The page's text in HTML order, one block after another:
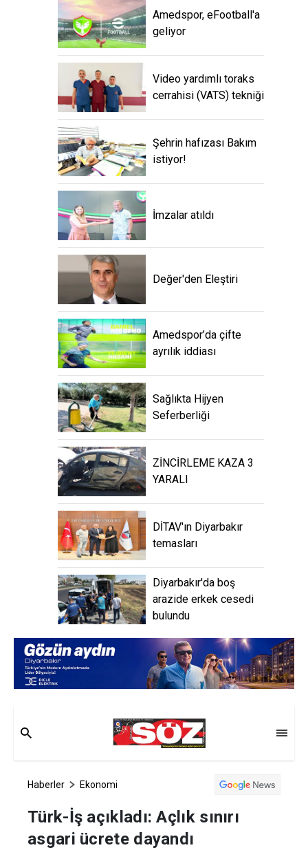
Amedspor, eFootball'a
geliyor
Video yardımlı toraks
cerrahisi (VATS) tekniği
Şehrin hafızası Bakım
istiyor!
İmzalar atıldı
Değer'den Eleştiri
Amedspor’da çifte
ayrılık iddiası
Sağlıkta Hijyen
Seferberliği
ZİNCİRLEME KAZA 3
YARALI
DİTAV'ın Diyarbakır
temasları
Diyarbakır'da boş
arazide erkek cesedi
bulundu
Haberler Ekonomi
Türk-İş açıkladı: Açlık sınırı
asgari ücrete dayandı